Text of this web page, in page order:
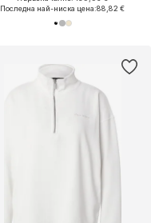
Последна най-ниска цена:88,82 €